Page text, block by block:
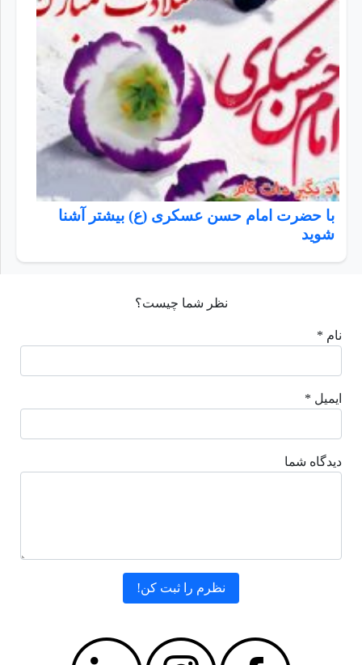
با حضرت امام حسن عسکری (ع) بیشتر آشنا
شوید
نظر شما چیست؟
نام *
ایمیل *
دیدگاه شما